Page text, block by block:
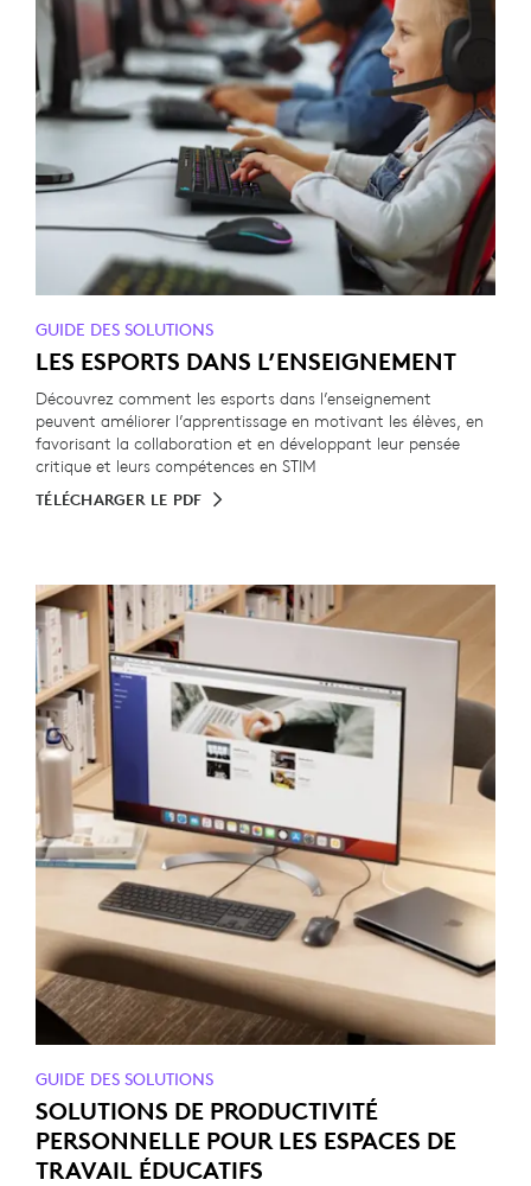
GUIDE DES SOLUTIONS
LES ESPORTS DANS L’ENSEIGNEMENT
Découvrez comment les esports dans l’enseignement
peuvent améliorer l’apprentissage en motivant les élèves, en
favorisant la collaboration et en développant leur pensée
critique et leurs compétences en STIM
TÉLÉCHARGER LE PDF
GUIDE DES SOLUTIONS
SOLUTIONS DE PRODUCTIVITÉ
PERSONNELLE POUR LES ESPACES DE
TRAVAIL ÉDUCATIFS